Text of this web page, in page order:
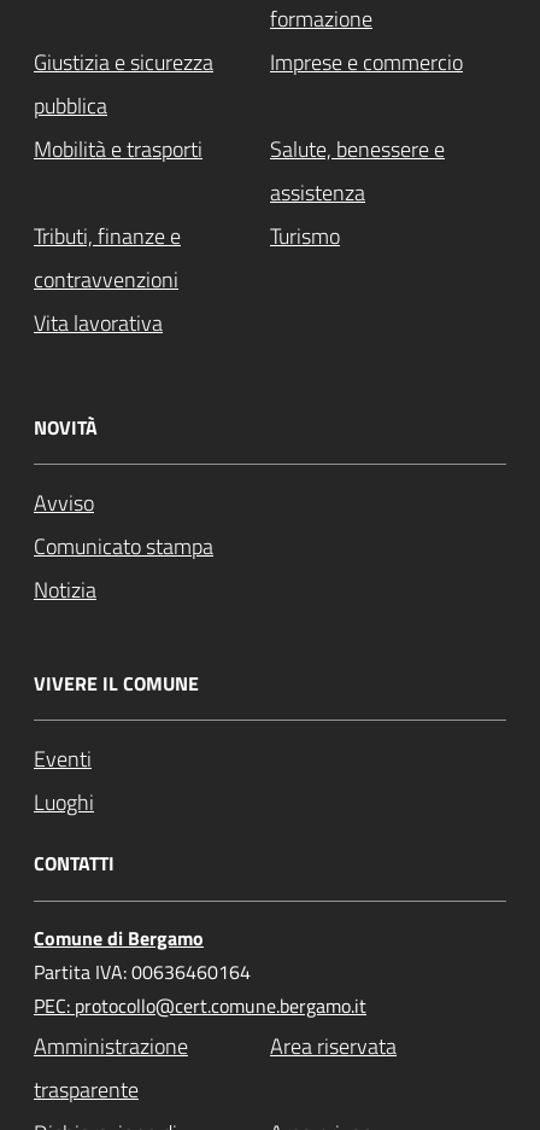
formazione
Giustizia e sicurezza
pubblica
Imprese e commercio
Mobilità e trasporti
Salute, benessere e
assistenza
Tributi, finanze e
contravvenzioni
Turismo
Vita lavorativa
NOVITÀ
Avviso
Comunicato stampa
Notizia
VIVERE IL COMUNE
Eventi
Luoghi
CONTATTI
Comune di Bergamo
Partita IVA: 00636460164
PEC: protocollo@cert.comune.bergamo.it
Amministrazione
trasparente
Area riservata